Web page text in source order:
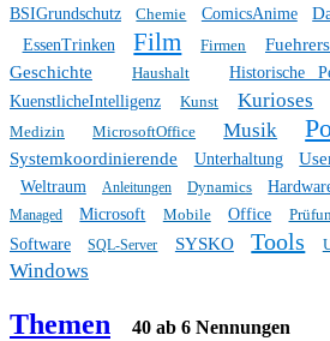
BSIGrundschutz Chemie ComicsAnime
EssenTrinken
Film Firmen
Geschichte Haushalt Historische
KuenstlicheIntelligenz
Kunst Kurioses
Medizin MicrosoftOffice Musik
Systemkoordinierende
Unterhaltung
Weltraum Anleitungen Dynamics
Managed Microsoft Mobile Office
Software SQL-Server SYSKO Tools
Windows
Themen 40 ab 6 Nennungen